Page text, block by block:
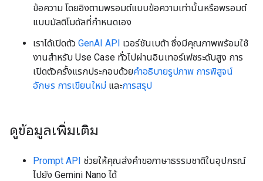
ข้อความ โดยอิงตามพรอมต์แบบข้อความเท่านั้นหรือพรอมต์
แบบมัลติโมดัลที่กำหนดเอง
เราได้เปิดตัว GenAI API เวอร์ชันเบต้า ซึ่งมีคุณภาพพร้อมใช้
งานสำหรับ Use Case ทั่วไปผ่านอินเทอร์เฟซระดับสูง การ
เปิดตัวครั้งแรกประกอบด้วยคำอธิบายรูปภาพ การพิสูจน์
อักษร การเขียนใหม่ และการสรุป
ดูข้อมูลเพิ่มเติม
Prompt API ช่วยให้คุณส่งคำขอภาษาธรรมชาติในอุปกรณ์
ไปยัง Gemini Nano ได้